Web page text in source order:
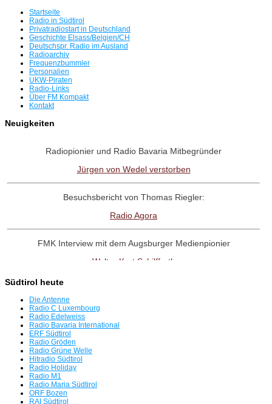
Startseite
Radio in Südtirol
Privatradiostart in Deutschland
Geschichte Elsass/Belgien/CH
Deutschspr. Radio im Ausland
Radioarchiv
Frequenzbummler
Personalien
UKW-Piraten
Radio-Links
Über FM Kompakt
Kontakt
Neuigkeiten
Radiopionier und Radio Bavaria Mitbegründer
Jürgen von Wedel verstorben
Besuchsbericht von Thomas Riegler:
Radio Agora
FMK Interview mit dem Augsburger Medienpionier
Walter Kurt Schilffarth
Antenne Austria Memorial Fanpage
Interview mit dem Radio UNO-Pionier
Tag der offenen Tür in Freimann
Südtirol heute
Die Antenne
Radio C Luxembourg
Radio Edelweiss
Radio Bavaria International
ERF Südtirol
Radio Gröden
Radio Grüne Welle
Hitradio Südtirol
Radio Holiday
Radio M1
Radio Maria Südtirol
ORF Bozen
RAI Südtirol